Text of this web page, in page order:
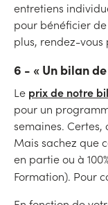
entretiens
pour bénéficier
plus, rendez-vous
6 - « Un bilan
Le prix de notre
pour un
semaines. Certes,
Mais sachez que
en partie ou à
Formation). Pour